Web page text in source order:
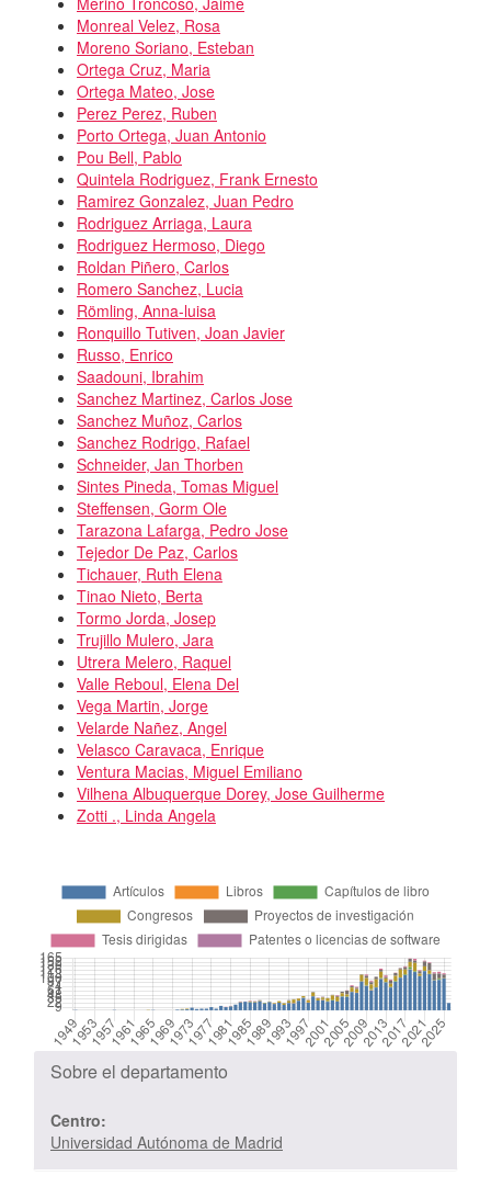
Monreal Velez, Rosa
Moreno Soriano, Esteban
Ortega Cruz, Maria
Ortega Mateo, Jose
Perez Perez, Ruben
Porto Ortega, Juan Antonio
Pou Bell, Pablo
Quintela Rodriguez, Frank Ernesto
Ramirez Gonzalez, Juan Pedro
Rodriguez Arriaga, Laura
Rodriguez Hermoso, Diego
Roldan Piñero, Carlos
Romero Sanchez, Lucia
Römling, Anna-luisa
Ronquillo Tutiven, Joan Javier
Russo, Enrico
Saadouni, Ibrahim
Sanchez Martinez, Carlos Jose
Sanchez Muñoz, Carlos
Sanchez Rodrigo, Rafael
Schneider, Jan Thorben
Sintes Pineda, Tomas Miguel
Steffensen, Gorm Ole
Tarazona Lafarga, Pedro Jose
Tejedor De Paz, Carlos
Tichauer, Ruth Elena
Tinao Nieto, Berta
Tormo Jorda, Josep
Trujillo Mulero, Jara
Utrera Melero, Raquel
Valle Reboul, Elena Del
Vega Martin, Jorge
Velarde Nañez, Angel
Velasco Caravaca, Enrique
Ventura Macias, Miguel Emiliano
Vilhena Albuquerque Dorey, Jose Guilherme
Zotti ., Linda Angela
Sobre el departamento
Centro:
Universidad Autónoma de Madrid